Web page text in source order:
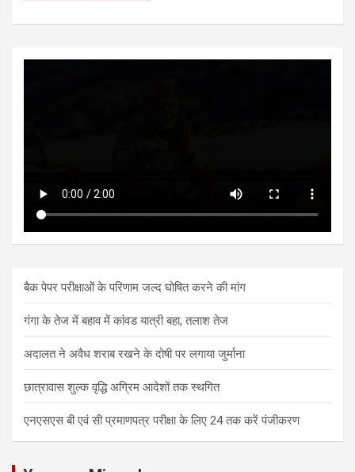
बैक पेपर परीक्षाओं के परिणाम जल्द घोषित करने की मांग
गंगा के तेज में बहाव में कांवड यात्री बहा, तलाश तेज
अदालत ने अवैध शराब रखने के दोषी पर लगाया जुर्माना
छात्रावास शुल्क वृद्धि अग्रिम आदेशों तक स्थगित
एनएसएस बी एवं सी प्रमाणपत्र परीक्षा के लिए 24 तक करें पंजीकरण